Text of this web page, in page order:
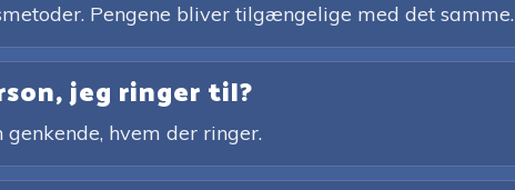
Pengene bliver tilgængelige med det samme.
jeg ringer til?
hvem der ringer.